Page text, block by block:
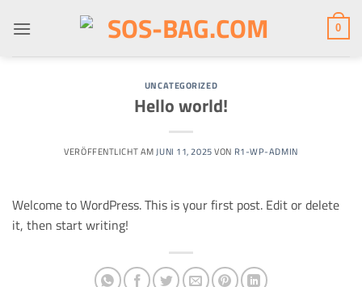
Inhalt
0
UNCATEGORIZED
Hello world!
VERÖFFENTLICHT AM JUNI 11, 2025VON R1-WP-ADMIN
Welcome to WordPress. This is your first post. Edit or delete
it, then start writing!